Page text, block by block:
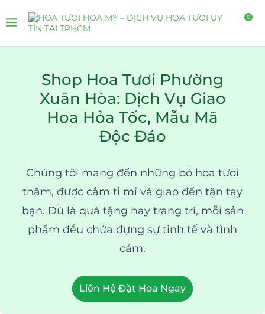
0
Shop Hoa Tươi Phường
Xuân Hòa: Dịch Vụ Giao
Hoa Hỏa Tốc, Mẫu Mã
Độc Đáo
Chúng tôi mang đến những bó hoa tươi
thắm, được cắm tỉ mỉ và giao đến tận tay
bạn. Dù là quà tặng hay trang trí, mỗi sản
phẩm đều chứa đựng sự tinh tế và tình
cảm.
Liên Hệ Đặt Hoa Ngay